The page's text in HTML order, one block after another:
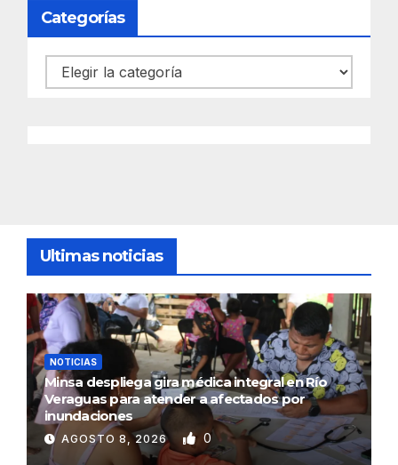
Categorías
Categorías
Ultimas noticias
NOTICIAS
Minsa despliega gira médica integral en Río
Veraguas para atender a afectados por
inundaciones
AGOSTO 8, 2026 0